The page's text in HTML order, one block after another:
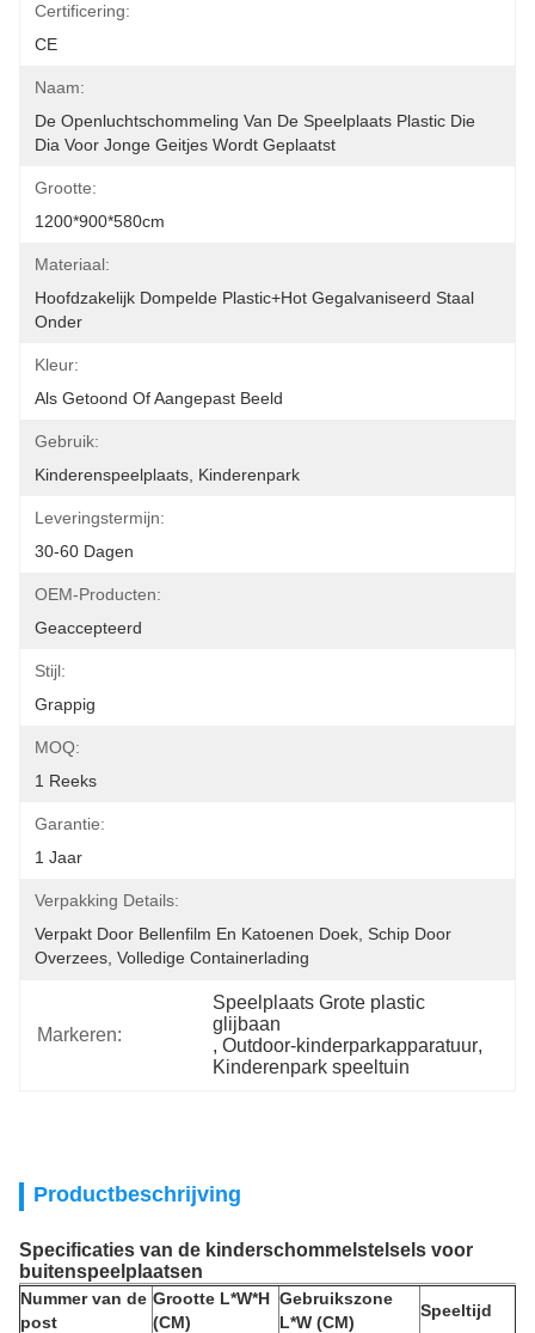
Certificering:
CE
Naam:
De Openluchtschommeling Van De Speelplaats Plastic Die
Dia Voor Jonge Geitjes Wordt Geplaatst
Grootte:
1200*900*580cm
Materiaal:
Hoofdzakelijk Dompelde Plastic+hot Gegalvaniseerd Staal
Onder
Kleur:
Als Getoond Of Aangepast Beeld
Gebruik:
Kinderenspeelplaats, Kinderenpark
Leveringstermijn:
30-60 Dagen
OEM-Producten:
Geaccepteerd
Stijl:
Grappig
MOQ:
1 Reeks
Garantie:
1 Jaar
Verpakking Details:
Verpakt Door Bellenfilm En Katoenen Doek, Schip Door
Overzees, Volledige Containerlading
Markeren:
Speelplaats Grote plastic
glijbaan
, Outdoor-kinderparkapparatuur,
Kinderenpark speeltuin
Productbeschrijving
Specificaties van de kinderschommelstelsels voor
buitenspeelplaatsen
Nummer van de
post
Grootte L*W*H
(CM)
Gebruikszone
L*W (CM)
Speeltijd